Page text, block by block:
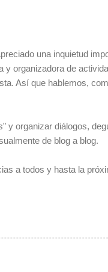
una inquietud
organizadora de
Así que hablemos,
y organizar diálogos,
de blog a blog.
a todos y hasta la